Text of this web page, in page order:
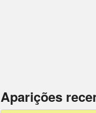
Aparições